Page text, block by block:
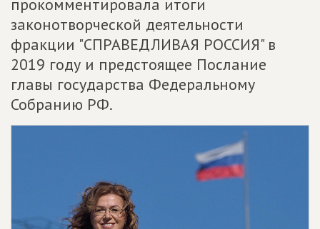
прокомментировала итоги
законотворческой деятельности
фракции "СПРАВЕДЛИВАЯ РОССИЯ" в
2019 году и предстоящее Послание
главы государства Федеральному
Собранию РФ.